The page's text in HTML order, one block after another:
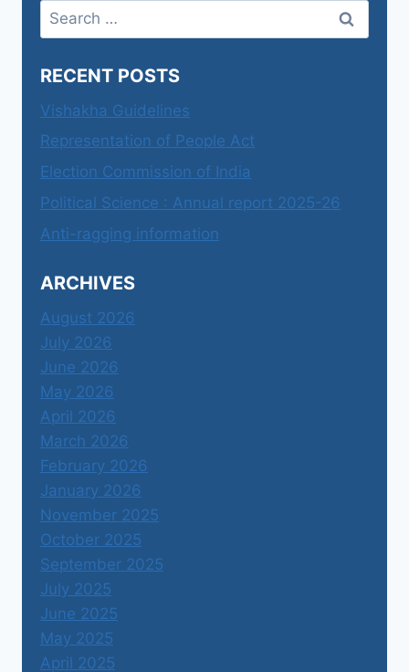
Search
for:
RECENT POSTS
Vishakha Guidelines
Representation of People Act
Election Commission of India
Political Science : Annual report 2025-26
Anti-ragging information
ARCHIVES
August 2026
July 2026
June 2026
May 2026
April 2026
March 2026
February 2026
January 2026
November 2025
October 2025
September 2025
July 2025
June 2025
May 2025
April 2025